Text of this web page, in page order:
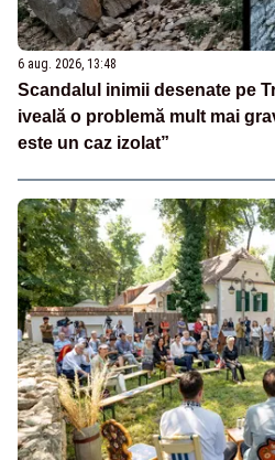
6 aug. 2026, 13:48
Scandalul inimii desenate pe
iveală o problemă mult mai
este un caz izolat”